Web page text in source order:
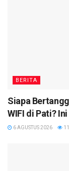
BERITA
Siapa
WIFI di Pati?
6 AGUSTUS 2026 11